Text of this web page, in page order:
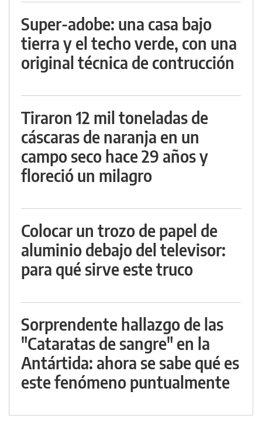
Super-adobe: una casa bajo
tierra y el techo verde, con una
original técnica de contrucción
Tiraron 12 mil toneladas de
cáscaras de naranja en un
campo seco hace 29 años y
floreció un milagro
Colocar un trozo de papel de
aluminio debajo del televisor:
para qué sirve este truco
Sorprendente hallazgo de las
"Cataratas de sangre" en la
Antártida: ahora se sabe qué es
este fenómeno puntualmente